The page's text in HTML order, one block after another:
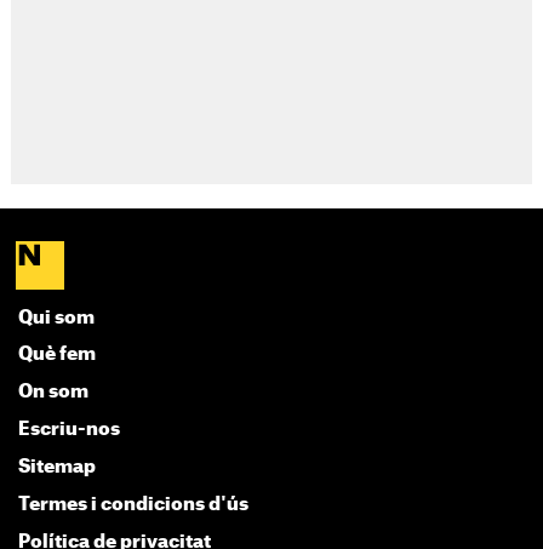
Qui som
Què fem
On som
Escriu-nos
Sitemap
Termes i condicions d'ús
Política de privacitat